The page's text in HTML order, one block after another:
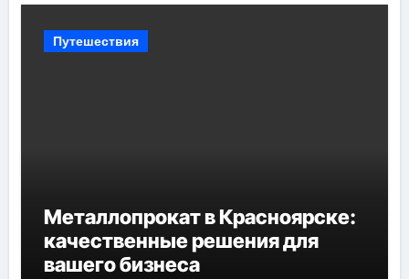
Путешествия
Металлопрокат в Красноярске:
качественные решения для
вашего бизнеса